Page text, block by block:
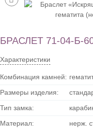
БРАСЛЕТ 71-04-Б-
Характеристики
Комбинация камней:
Размеры изделия:
Тип замка:
Материал:
нерж.